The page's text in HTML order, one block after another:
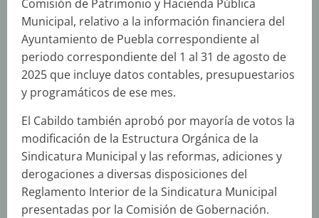
Comisión de Patrimonio y Hacienda Pública
Municipal, relativo a la información financiera del
Ayuntamiento de Puebla correspondiente al
periodo correspondiente del 1 al 31 de agosto de
2025 que incluye datos contables, presupuestarios
y programáticos de ese mes.
El Cabildo también aprobó por mayoría de votos la
modificación de la Estructura Orgánica de la
Sindicatura Municipal y las reformas, adiciones y
derogaciones a diversas disposiciones del
Reglamento Interior de la Sindicatura Municipal
presentadas por la Comisión de Gobernación.